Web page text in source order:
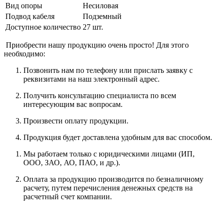
Вид опоры
Несиловая
Подвод кабеля
Подземный
Доступное количество 27 шт.
Приобрести нашу продукцию очень просто! Для этого
необходимо:
Позвонить нам по телефону или прислать заявку с
реквизитами на наш электронный адрес.
Получить консультацию специалиста по всем
интересующим вас вопросам.
Произвести оплату продукции.
Продукция будет доставлена удобным для вас способом.
Мы работаем только с юридическими лицами (ИП,
ООО, ЗАО, АО, ПАО, и др.).
Оплата за продукцию производится по безналичному
расчету, путем перечисления денежных средств на
расчетный счет компании.